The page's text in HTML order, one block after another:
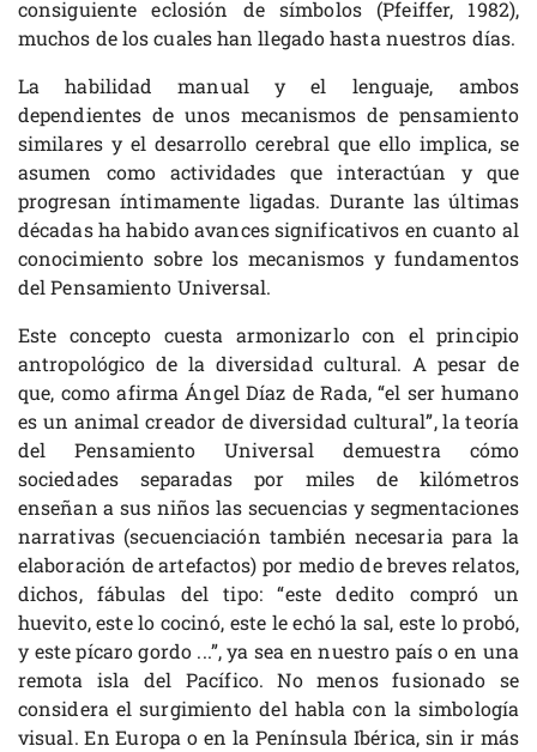
consiguiente eclosión de símbolos (Pfeiffer, 1982),
muchos de los cuales han llegado hasta nuestros días.
La habilidad manual y el lenguaje, ambos
dependientes de unos mecanismos de pensamiento
similares y el desarrollo cerebral que ello implica, se
asumen como actividades que interactúan y que
progresan íntimamente ligadas. Durante las últimas
décadas ha habido avances significativos en cuanto al
conocimiento sobre los mecanismos y fundamentos
del Pensamiento Universal.
Este concepto cuesta armonizarlo con el principio
antropológico de la diversidad cultural. A pesar de
que, como afirma Ángel Díaz de Rada, “el ser humano
es un animal creador de diversidad cultural”, la teoría
del Pensamiento Universal demuestra cómo
sociedades separadas por miles de kilómetros
enseñan a sus niños las secuencias y segmentaciones
narrativas (secuenciación también necesaria para la
elaboración de artefactos) por medio de breves relatos,
dichos, fábulas del tipo: “este dedito compró un
huevito, este lo cocinó, este le echó la sal, este lo probó,
y este pícaro gordo ...”, ya sea en nuestro país o en una
remota isla del Pacífico. No menos fusionado se
considera el surgimiento del habla con la simbología
visual. En Europa o en la Península Ibérica, sin ir más